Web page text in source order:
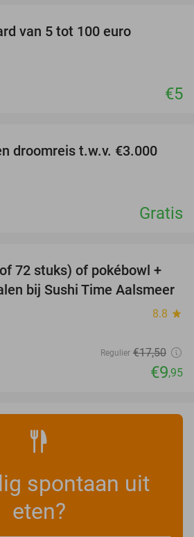
van 5 tot 100 euro
€5
droomreis t.w.v. €3.000
Gratis
43%
72 stuks) of pokébowl +
bij Sushi Time Aalsmeer
8.8 star
Regulier €17,50
€9,95
spontaan uit
eten?